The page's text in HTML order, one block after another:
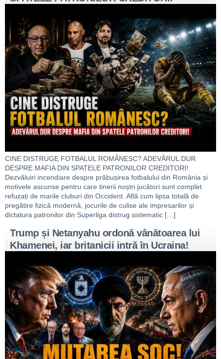
CINE DISTRUGE FOTBALUL ROMÂNESC? ADEVĂRUL DUR
DESPRE MAFIA DIN SPATELE PATRONILOR CREDITORI!
Dezvăluiri incendiare despre prăbușirea fotbalului din România și
motivele ascunse pentru care tinerii noștri jucători sunt complet
refuzați de marile cluburi din Occident. Află cum lipsa totală de
pregătire fizică modernă, jocurile de culise ale impresarilor și
dictatura patronilor din Superliga distrug sistematic […]
Trump și Netanyahu ordonă vânătoarea lui
Khamenei, iar britanicii intră în Ucraina!